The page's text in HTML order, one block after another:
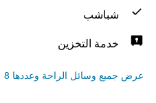
شباشب
خدمة التخزين
عرض جميع وسائل الراحة وعددها 8